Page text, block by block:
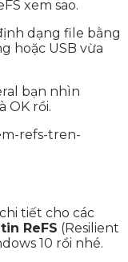
xem sao.
dạng file bằng
hoặc USB vừa
bạn nhìn
là OK rồi.
tiết cho các
ReFS (Resilient
10 rồi nhé.